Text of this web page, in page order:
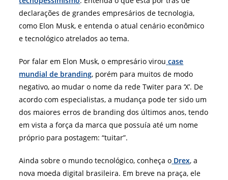
declarações de grandes empresários de tecnologia,
como Elon Musk, e entenda o atual cenário econômico
e tecnológico atrelados ao tema.
Por falar em Elon Musk, o empresário virou case
mundial de branding, porém para muitos de modo
negativo, ao mudar o nome da rede Twiter para ‘X’. De
acordo com especialistas, a mudança pode ter sido um
dos maiores erros de branding dos últimos anos, tendo
em vista a força da marca que possuía até um nome
próprio para postagem: “tuitar”.
Ainda sobre o mundo tecnológico, conheça o Drex, a
nova moeda digital brasileira. Em breve na praça, ele